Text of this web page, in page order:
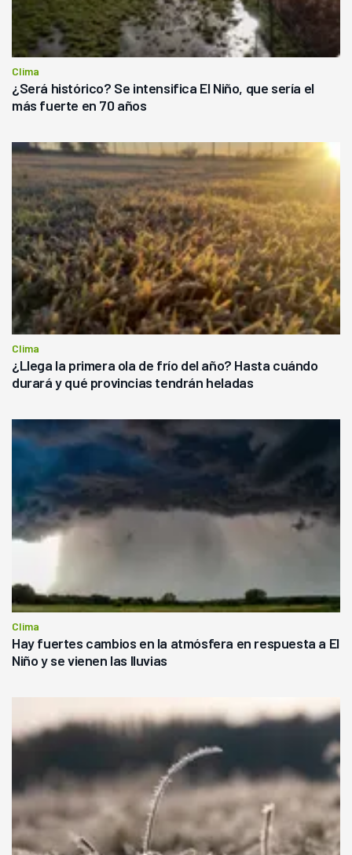
Clima
¿Será histórico? Se intensifica El Niño, que sería el
más fuerte en 70 años
Clima
¿Llega la primera ola de frío del año? Hasta cuándo
durará y qué provincias tendrán heladas
Clima
Hay fuertes cambios en la atmósfera en respuesta a El
Niño y se vienen las lluvias